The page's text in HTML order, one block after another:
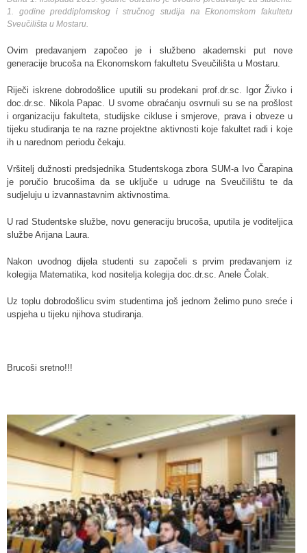
1. godine preddiplomskog i stručnog studija na Ekonomskom fakultetu
Sveučilišta u Mostaru.
Ovim predavanjem započeo je i službeno akademski put nove
generacije brucoša na Ekonomskom fakultetu Sveučilišta u Mostaru.
Riječi iskrene dobrodošlice uputili su prodekani prof.dr.sc. Igor Živko i
doc.dr.sc. Nikola Papac. U svome obraćanju osvrnuli su se na prošlost
i organizaciju fakulteta, studijske cikluse i smjerove, prava i obveze u
tijeku studiranja te na razne projektne aktivnosti koje fakultet radi i koje
ih u narednom periodu čekaju.
Vršitelj dužnosti predsjednika Studentskoga zbora SUM-a Ivo Čarapina
je poručio brucošima da se uključe u udruge na Sveučilištu te da
sudjeluju u izvannastavnim aktivnostima.
U rad Studentske službe, novu generaciju brucoša, uputila je voditeljica
službe Arijana Laura.
Nakon uvodnog dijela studenti su započeli s prvim predavanjem iz
kolegija Matematika, kod nositelja kolegija doc.dr.sc. Anele Čolak.
Uz toplu dobrodošlicu svim studentima još jednom želimo puno sreće i
uspjeha u tijeku njihova studiranja.
Brucoši sretno!!!